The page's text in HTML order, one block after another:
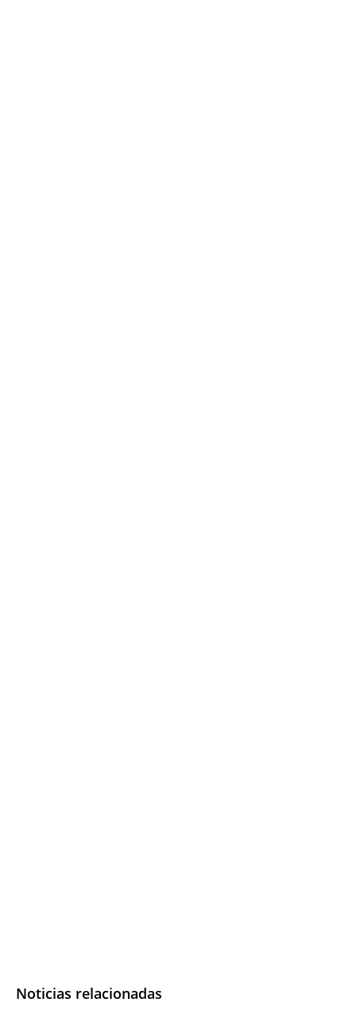
Noticias relacionadas